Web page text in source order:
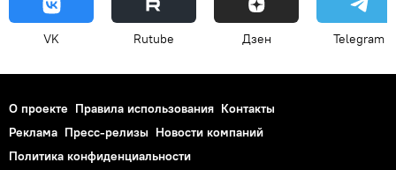
VK Rutube Дзен Telegram
О проекте Правила использования Контакты
Реклама Пресс-релизы Новости компаний
Политика конфиденциальности